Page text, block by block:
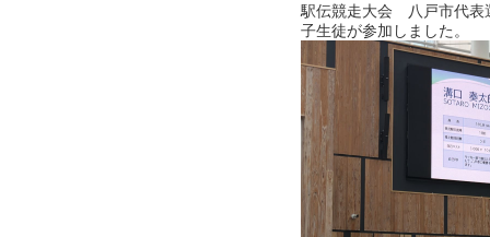
駅伝競走大会 八戸市代表
子生徒が参加しました。